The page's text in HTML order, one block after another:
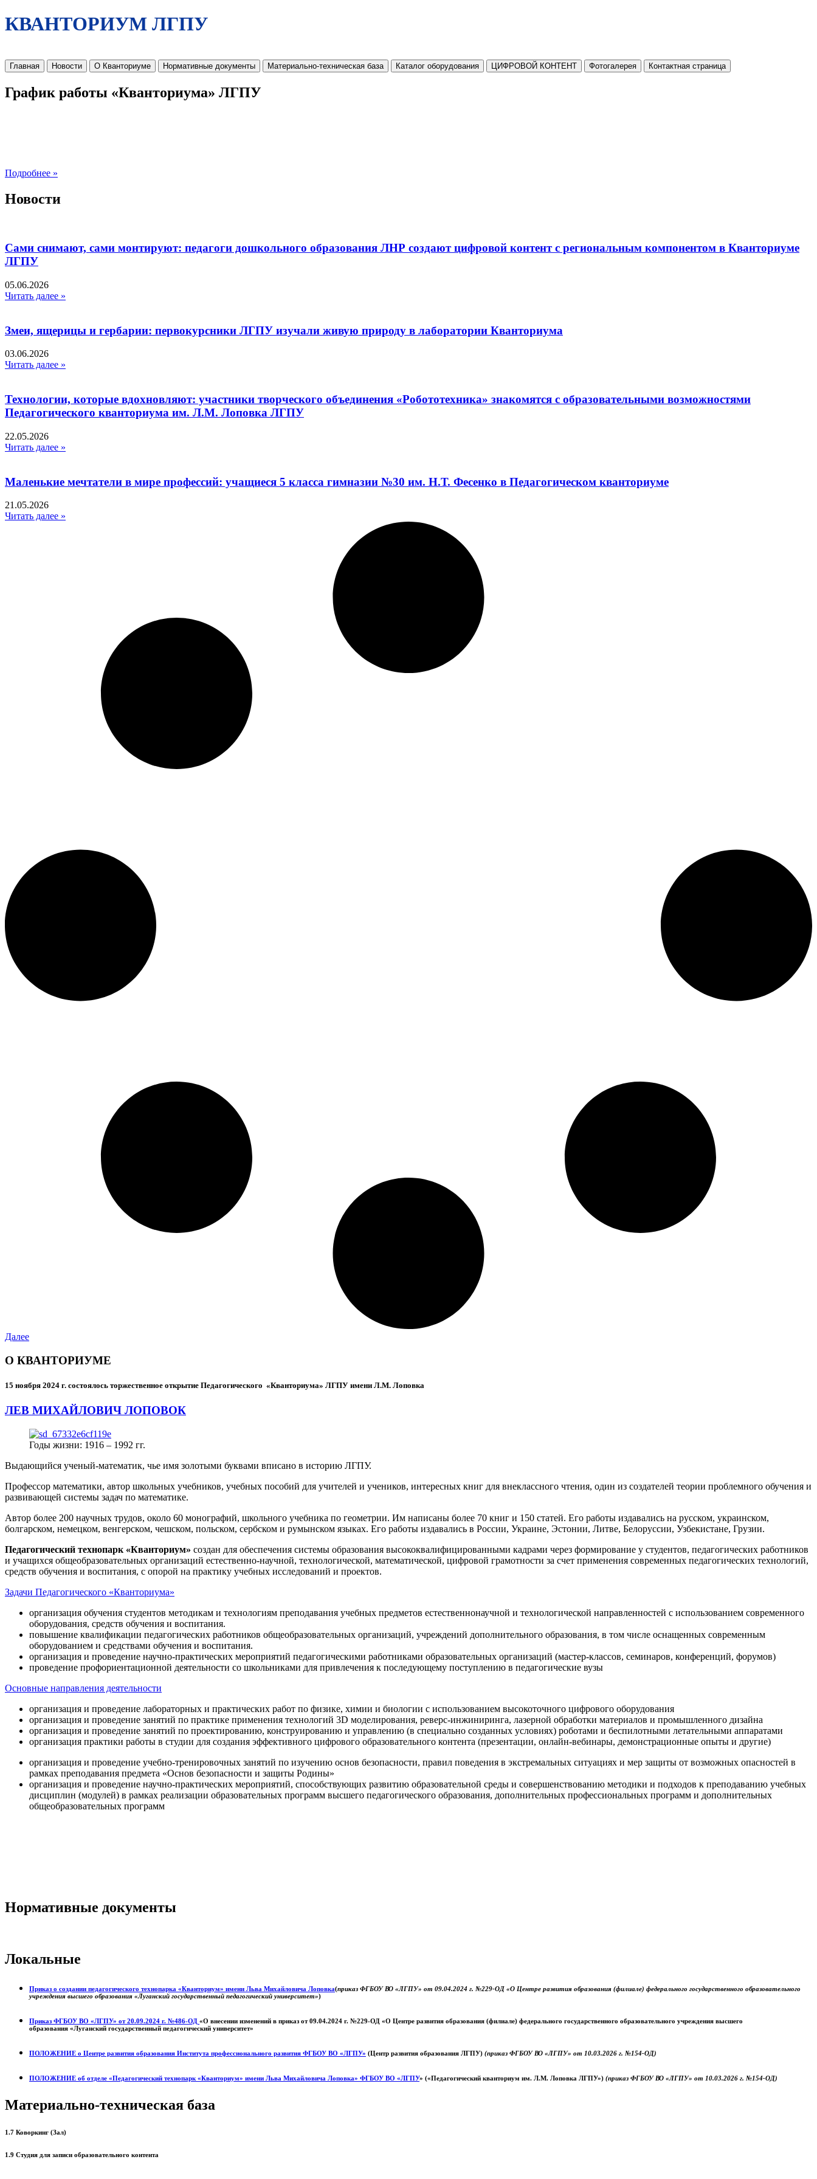
КВАНТОРИУМ ЛГПУ
Главная Новости О Кванториуме Нормативные документы Материально-техническая база Каталог оборудования ЦИФРОВОЙ КОНТЕНТ Фотогалерея Контактная страница
График работы «Кванториума» ЛГПУ
Подробнее »
Новости
Сами снимают, сами монтируют: педагоги дошкольного образования ЛНР создают цифровой контент с региональным компонентом в Кванториуме
ЛГПУ​
05.06.2026
Читать далее »
Змеи, ящерицы и гербарии: первокурсники ЛГПУ изучали живую природу в лаборатории Кванториума
03.06.2026
Читать далее »
Технологии, которые вдохновляют: участники творческого объединения «Робототехника» знакомятся с образовательными возможностями
Педагогического кванториума им. Л.М. Лоповка ЛГПУ
22.05.2026
Читать далее »
Маленькие мечтатели в мире профессий: учащиеся 5 класса гимназии №30 им. Н.Т. Фесенко в Педагогическом кванториуме
21.05.2026
Читать далее »
Далее
О КВАНТОРИУМЕ
15 ноября 2024 г. состоялось торжественное открытие Педагогического «Кванториума» ЛГПУ имени Л.М. Лоповка
ЛЕВ МИХАЙЛОВИЧ ЛОПОВОК
Годы жизни: 1916 – 1992 гг.
Выдающийся ученый-математик, чье имя золотыми буквами вписано в историю ЛГПУ.
Профессор математики, автор школьных учебников, учебных пособий для учителей и учеников, интересных книг для внеклассного чтения, один из создателей теории проблемного обучения и
развивающей системы задач по математике.
Автор более 200 научных трудов, около 60 монографий, школьного учебника по геометрии. Им написаны более 70 книг и 150 статей. Его работы издавались на русском, украинском,
болгарском, немецком, венгерском, чешском, польском, сербском и румынском языках. Его работы издавались в России, Украине, Эстонии, Литве, Белоруссии, Узбекистане, Грузии.
Педагогический технопарк «Кванториум» создан для обеспечения системы образования высококвалифицированными кадрами через формирование у студентов, педагогических работников
и учащихся общеобразовательных организаций естественно-научной, технологической, математической, цифровой грамотности за счет применения современных педагогических технологий,
средств обучения и воспитания, с опорой на практику учебных исследований и проектов.
Задачи Педагогического «Кванториума»
организация обучения студентов методикам и технологиям преподавания учебных предметов естественнонаучной и технологической направленностей с использованием современного
оборудования, средств обучения и воспитания.
повышение квалификации педагогических работников общеобразовательных организаций, учреждений дополнительного образования, в том числе оснащенных современным
оборудованием и средствами обучения и воспитания.
организация и проведение научно-практических мероприятий педагогическими работниками образовательных организаций (мастер-классов, семинаров, конференций, форумов)
проведение профориентационной деятельности со школьниками для привлечения к последующему поступлению в педагогические вузы
Основные направления деятельности
организация и проведение лабораторных и практических работ по физике, химии и биологии с использованием высокоточного цифрового оборудования
организация и проведение занятий по практике применения технологий 3D моделирования, реверс-инжиниринга, лазерной обработки материалов и промышленного дизайна
организация и проведение занятий по проектированию, конструированию и управлению (в специально созданных условиях) роботами и беспилотными летательными аппаратами
организация практики работы в студии для создания эффективного цифрового образовательного контента (презентации, онлайн-вебинары, демонстрационные опыты и другие)
организация и проведение учебно-тренировочных занятий по изучению основ безопасности, правил поведения в экстремальных ситуациях и мер защиты от возможных опасностей в
рамках преподавания предмета «Основ безопасности и защиты Родины»
организация и проведение научно-практических мероприятий, способствующих развитию образовательной среды и совершенствованию методики и подходов к преподаванию учебных
дисциплин (модулей) в рамках реализации образовательных программ высшего педагогического образования, дополнительных профессиональных программ и дополнительных
общеобразовательных программ
Нормативные документы
Локальные
Приказ о создании педагогического технопарка «Кванториум» имени Льва Михайловича Лоповка(приказ ФГБОУ ВО «ЛГПУ» от 09.04.2024 г. №229-ОД «О Центре развития образования (филиале) федерального государственного образовательного
учреждения высшего образования «Луганский государственный педагогический университет»)
Приказ ФГБОУ ВО «ЛГПУ» от 20.09.2024 г. №486-ОД «О внесении изменений в приказ от 09.04.2024 г. №229-ОД «О Центре развития образования (филиале) федерального государственного образовательного учреждения высшего
образования «Луганский государственный педагогический университет»
ПОЛОЖЕНИЕ о Центре развития образования Института профессионального развития ФГБОУ ВО «ЛГПУ» (Центр развития образования ЛГПУ) (приказ ФГБОУ ВО «ЛГПУ» от 10.03.2026 г. №154-ОД)
ПОЛОЖЕНИЕ об отделе «Педагогический технопарк «Кванториум» имени Льва Михайловича Лоповка» ФГБОУ ВО «ЛГПУ» («Педагогический кванториум им. Л.М. Лоповка ЛГПУ») (приказ ФГБОУ ВО «ЛГПУ» от 10.03.2026 г. №154-ОД)
Материально-техническая база
1.7 Коворкинг (Зал)
1.9 Студия для записи образовательного контента